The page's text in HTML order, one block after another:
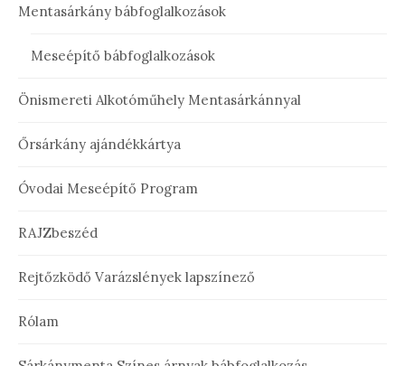
Mentasárkány bábfoglalkozások
Meseépítő bábfoglalkozások
Önismereti Alkotóműhely Mentasárkánnyal
Őrsárkány ajándékkártya
Óvodai Meseépítő Program
RAJZbeszéd
Rejtőzködő Varázslények lapszínező
Rólam